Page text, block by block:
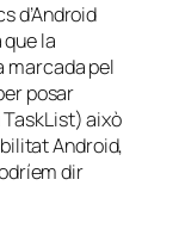
d’Android
que la
marcada pel
posar
això
Android,
dir